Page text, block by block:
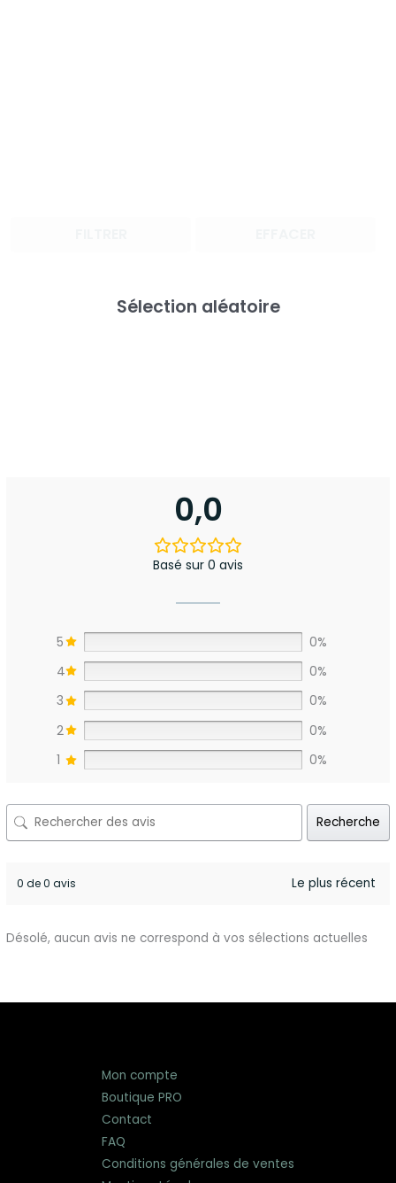
Sélection aléatoire
0,0
Basé sur 0 avis
5
0%
4
0%
3
0%
2
0%
1
0%
Recherche
0 de 0 avis
Désolé, aucun avis ne correspond à vos sélections actuelles
Mon compte
Boutique PRO
Contact
FAQ
Conditions générales de ventes